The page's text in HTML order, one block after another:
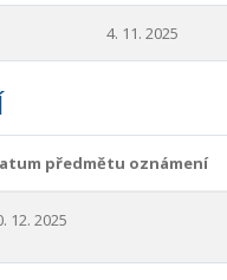
4. 11. 2025
předmětu oznámení
12. 2025